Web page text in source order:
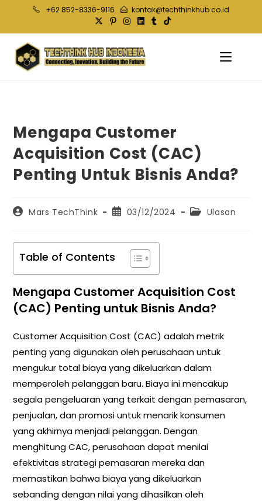
content
+62 852-8336-9116 kontak@techthinkhub.co.id
Mengapa Customer
Acquisition Cost (CAC)
Penting Untuk Bisnis Anda?
PostMars TechThink
Post03/12/2024
PostUlasan
Table of Contents
Mengapa Customer Acquisition Cost
(CAC) Penting untuk Bisnis Anda?
Customer Acquisition Cost (CAC) adalah metrik
penting yang digunakan oleh perusahaan untuk
mengukur total biaya yang dikeluarkan dalam
memperoleh pelanggan baru. Biaya ini mencakup
segala pengeluaran yang terkait dengan pemasaran,
penjualan, dan promosi untuk menarik konsumen
yang akhirnya menjadi pelanggan. Dengan
menghitung CAC, perusahaan dapat menilai
efektivitas strategi pemasaran mereka dan
memastikan bahwa biaya yang dikeluarkan
sebanding dengan nilai yang dihasilkan oleh